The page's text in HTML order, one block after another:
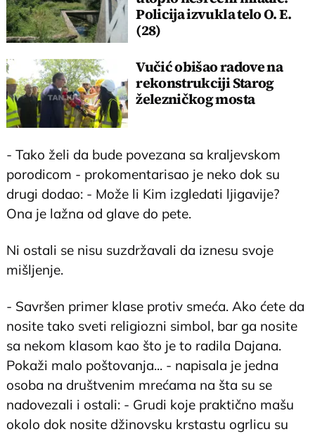
Policija izvukla telo O. E.
(28)
Vučić obišao radove na
rekonstrukciji Starog
železničkog mosta
- Tako želi da bude povezana sa kraljevskom
porodicom - prokomentarisao je neko dok su
drugi dodao: - Može li Kim izgledati ljigavije?
Ona je lažna od glave do pete.
Ni ostali se nisu suzdržavali da iznesu svoje
mišljenje.
- Savršen primer klase protiv smeća. Ako ćete da
nosite tako sveti religiozni simbol, bar ga nosite
sa nekom klasom kao što je to radila Dajana.
Pokaži malo poštovanja... - napisala je jedna
osoba na društvenim mrećama na šta su se
nadovezali i ostali: - Grudi koje praktično mašu
okolo dok nosite džinovsku krstastu ogrlicu su